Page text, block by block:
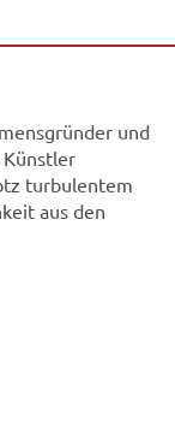
und
turbulentem
aus den